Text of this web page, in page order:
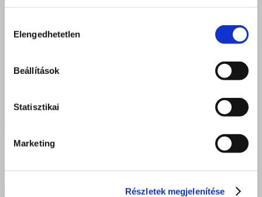
kiválasztása
Elengedhetetlen
Beállítások
Statisztikai
Marketing
Részletek megjelenítése